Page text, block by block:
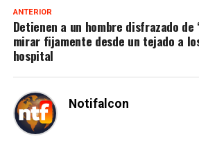
ANTERIOR
Detienen a un hombre disfrazado de
mirar fijamente desde un tejado a
hospital
Notifalcon